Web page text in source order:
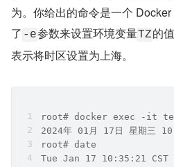
为。你给出的命令是一个
了 -e参数来设置环境变量TZ的
表示将时区设置为上海。
root# docker exec -it
2024年 01月 17日 星期三
root# date
Tue Jan 17 10:35:21 CST